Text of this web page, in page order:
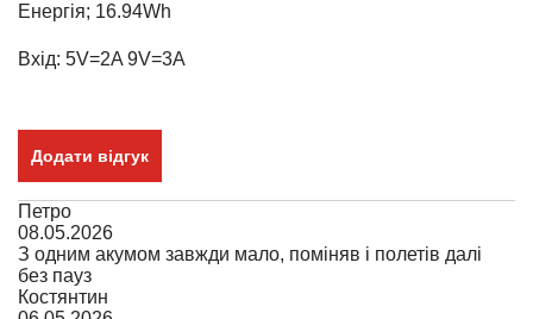
Енергія; 16.94Wh
Вхід: 5V=2A 9V=3A
Додати відгук
Петро
08.05.2026
З одним акумом завжди мало, поміняв і полетів далі
без пауз
Костянтин